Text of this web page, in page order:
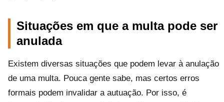
Situações em que a multa pode ser
anulada
Existem diversas situações que podem levar à anulação
de uma multa. Pouca gente sabe, mas certos erros
formais podem invalidar a autuação. Por isso, é